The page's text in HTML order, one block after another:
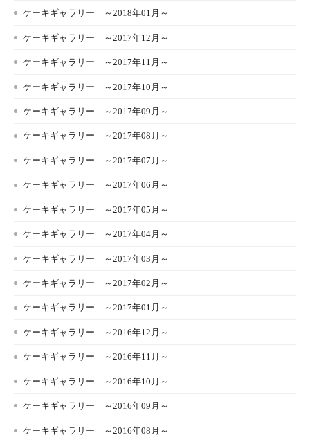
ケーキギャラリー ～2018年01月～
ケーキギャラリー ～2017年12月～
ケーキギャラリー ～2017年11月～
ケーキギャラリー ～2017年10月～
ケーキギャラリー ～2017年09月～
ケーキギャラリー ～2017年08月～
ケーキギャラリー ～2017年07月～
ケーキギャラリー ～2017年06月～
ケーキギャラリー ～2017年05月～
ケーキギャラリー ～2017年04月～
ケーキギャラリー ～2017年03月～
ケーキギャラリー ～2017年02月～
ケーキギャラリー ～2017年01月～
ケーキギャラリー ～2016年12月～
ケーキギャラリー ～2016年11月～
ケーキギャラリー ～2016年10月～
ケーキギャラリー ～2016年09月～
ケーキギャラリー ～2016年08月～